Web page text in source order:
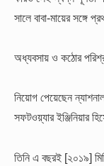
সালে বাবা-মায়ের সঙ্গে
অধ্যবসায় ও কঠোর
নিয়োগ পেয়েছেন
সফটওয়্যার ইঞ্জিনিয়ার
তিনি এ বছরই [২০১৯]